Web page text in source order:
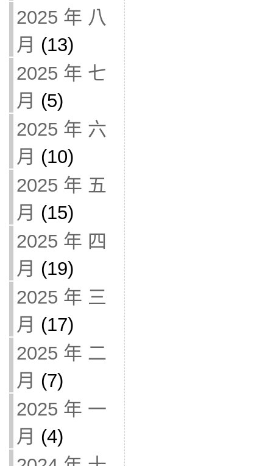
2025 年 八
月 (13)
2025 年 七
月 (5)
2025 年 六
月 (10)
2025 年 五
月 (15)
2025 年 四
月 (19)
2025 年 三
月 (17)
2025 年 二
月 (7)
2025 年 一
月 (4)